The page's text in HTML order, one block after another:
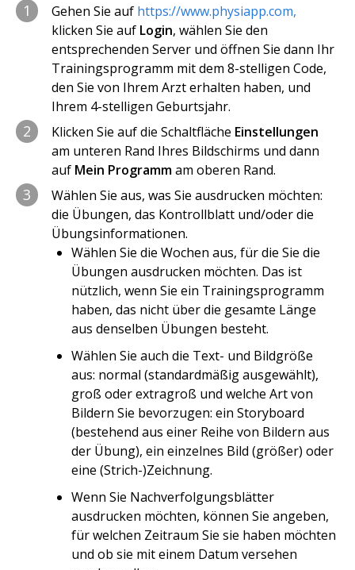
1 Gehen Sie auf https://www.physiapp.com,
klicken Sie auf Login, wählen Sie den
entsprechenden Server und öffnen Sie dann Ihr
Trainingsprogramm mit dem 8-stelligen Code,
den Sie von Ihrem Arzt erhalten haben, und
Ihrem 4-stelligen Geburtsjahr.
2 Klicken Sie auf die Schaltfläche Einstellungen
am unteren Rand Ihres Bildschirms und dann
auf Mein Programmam oberen Rand.
3
Wählen Sie aus, was Sie ausdrucken möchten:
die Übungen, das Kontrollblatt und/oder die
Übungsinformationen.
Wählen Sie die Wochen aus, für die Sie die
Übungen ausdrucken möchten. Das ist
nützlich, wenn Sie ein Trainingsprogramm
haben, das nicht über die gesamte Länge
aus denselben Übungen besteht.
Wählen Sie auch die Text- und Bildgröße
aus: normal (standardmäßig ausgewählt),
groß oder extragroß und welche Art von
Bildern Sie bevorzugen: ein Storyboard
(bestehend aus einer Reihe von Bildern aus
der Übung), ein einzelnes Bild (größer) oder
eine (Strich-)Zeichnung.
Wenn Sie Nachverfolgungsblätter
ausdrucken möchten, können Sie angeben,
für welchen Zeitraum Sie sie haben möchten
und ob sie mit einem Datum versehen